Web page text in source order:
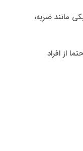
مانند ضربه،
از افراد